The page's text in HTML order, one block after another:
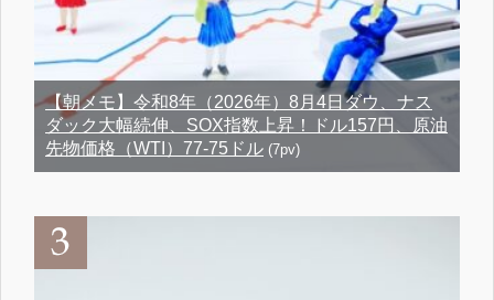
【朝メモ】令和8年（2026年）8月4日ダウ、ナス
ダック大幅続伸、SOX指数上昇！ドル157円、原油
先物価格（WTI）77-75ドル (7pv)